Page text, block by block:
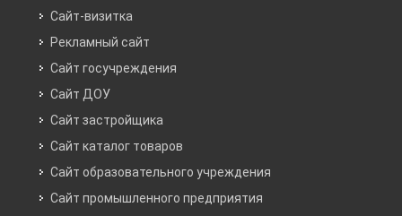
Сайт-визитка
Рекламный сайт
Сайт госучреждения
Сайт ДОУ
Сайт застройщика
Сайт каталог товаров
Сайт образовательного учреждения
Сайт промышленного предприятия